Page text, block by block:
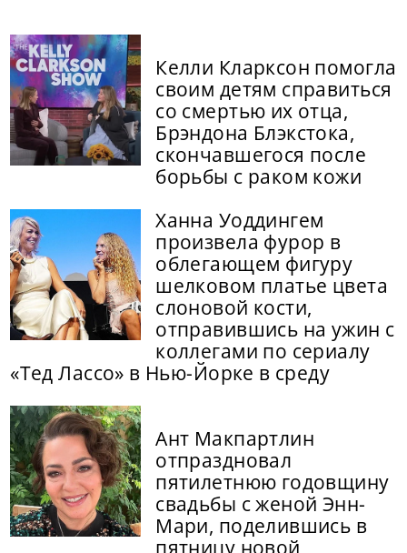
Келли Кларксон помогла
своим детям справиться
со смертью их отца,
Брэндона Блэкстока,
скончавшегося после
борьбы с раком кожи
Ханна Уоддингем
произвела фурор в
облегающем фигуру
шелковом платье цвета
слоновой кости,
отправившись на ужин с
коллегами по сериалу
«Тед Лассо» в Нью-Йорке в среду
Ант Макпартлин
отпраздновал
пятилетнюю годовщину
свадьбы с женой Энн-
Мари, поделившись в
пятницу новой